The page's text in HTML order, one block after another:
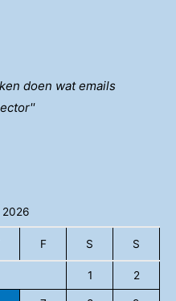
doen wat emails
2026
F S S
1 2